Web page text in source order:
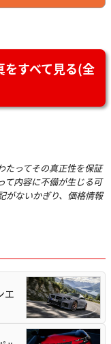
をすべて見る(全
たってその真正性を保証
て内容に不備が生じる可
がないかぎり、価格情報
エ